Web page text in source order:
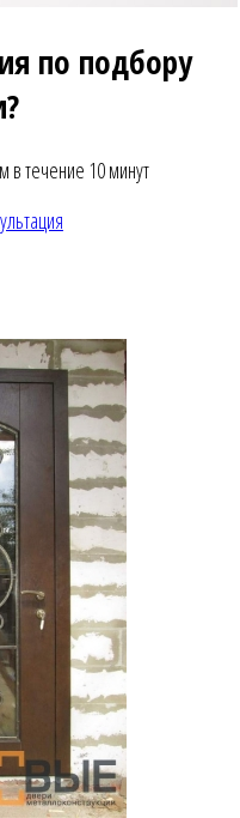
по подбору
в течение 10 минут